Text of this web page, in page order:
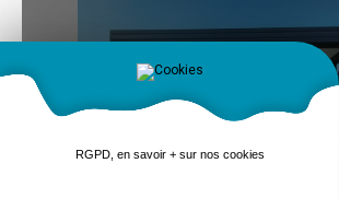
RGPD, en savoir + sur nos cookies